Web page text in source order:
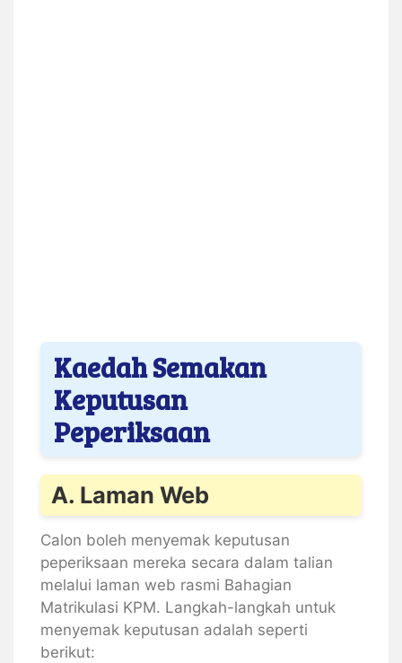
Kaedah Semakan
Keputusan
Peperiksaan
A. Laman Web
Calon boleh menyemak keputusan
peperiksaan mereka secara dalam talian
melalui laman web rasmi Bahagian
Matrikulasi KPM. Langkah-langkah untuk
menyemak keputusan adalah seperti
berikut: